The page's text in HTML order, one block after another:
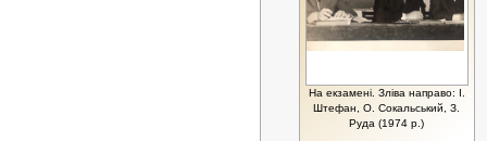
На екзамені. Зліва направо: І.
Штефан, О. Сокальський, З.
Руда (1974 р.)